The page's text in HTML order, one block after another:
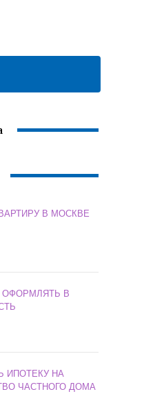
В МОСКВЕ
ОФОРМЛЯТЬ В
ИПОТЕКУ НА
ЧАСТНОГО ДОМА